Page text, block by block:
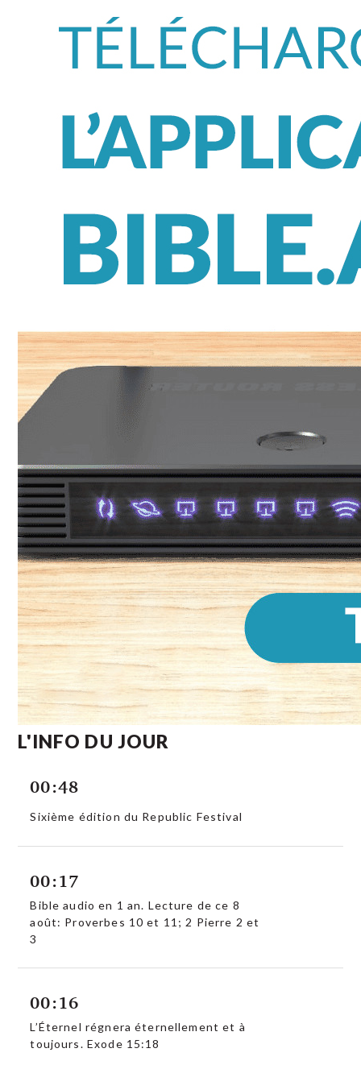
L'INFO DU JOUR
00:48
Sixième édition du Republic Festival
00:17
Bible audio en 1 an. Lecture de ce 8
août: Proverbes 10 et 11; 2 Pierre 2 et
3
00:16
L’Éternel régnera éternellement et à
toujours. Exode 15:18